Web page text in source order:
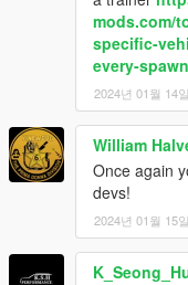
mods.com/
specific-
every-spawn
2024년 01월 14일
William
Once again
devs!
2024년 01월 15일